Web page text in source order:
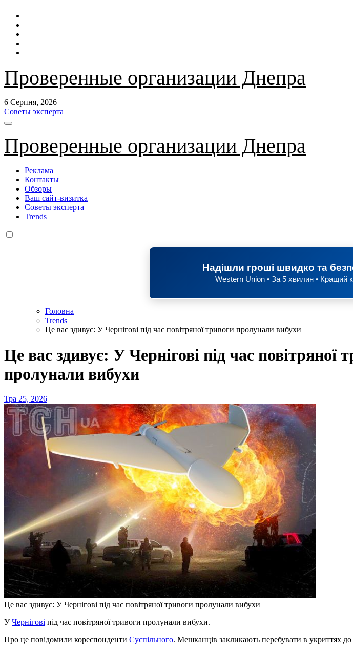
Перейти
контенту
Проверенные организации Днепра
6 Серпня, 2026
Советы эксперта
Проверенные организации Днепра
Реклама
Контакты
Обзоры
Ваш сайт-визитка
Советы эксперта
Trends
Надішли гроші швидко та
Western Union • За 5 хвилин • Кращий
Головна
Trends
Це вас здивує: У Чернігові під час повітряної тривоги пролунали вибухи
Це вас здивує: У Чернігові під час повітряної
пролунали вибухи
Тра 25, 2026
Це вас здивує: У Чернігові під час повітряної тривоги пролунали вибухи
УЧернігові під час повітряної тривоги пролунали вибухи.
Про це повідомили кореспонденти Суспільного. Мешканців закликають перебувати в укриттях